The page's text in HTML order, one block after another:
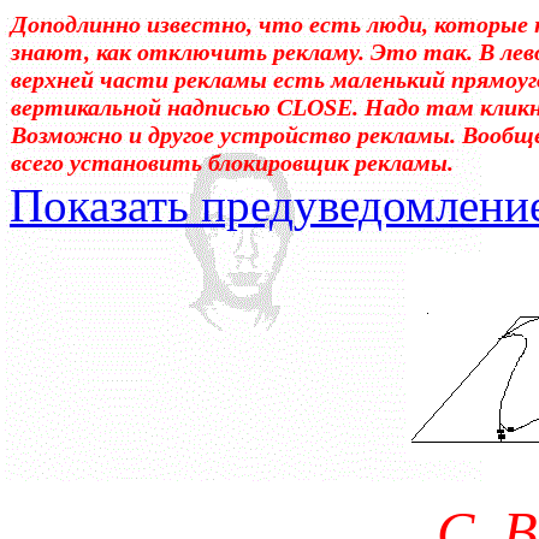
Доподлинно известно, что есть люди, которые
знают, как отключить рекламу. Это так. В
верхней части рекламы есть маленький
вертикальной надписью CLOSE. Надо там
Возможно и другое устройство рекламы.
всего установить блокировщик рекламы.
Показать
Уважаемые! Умоляю: не
отошли от суеты. – Перед
трудным чтением. И ещё:
достаточно, чтоб понять.
медленно перечитать,
что не понятно.Прошу